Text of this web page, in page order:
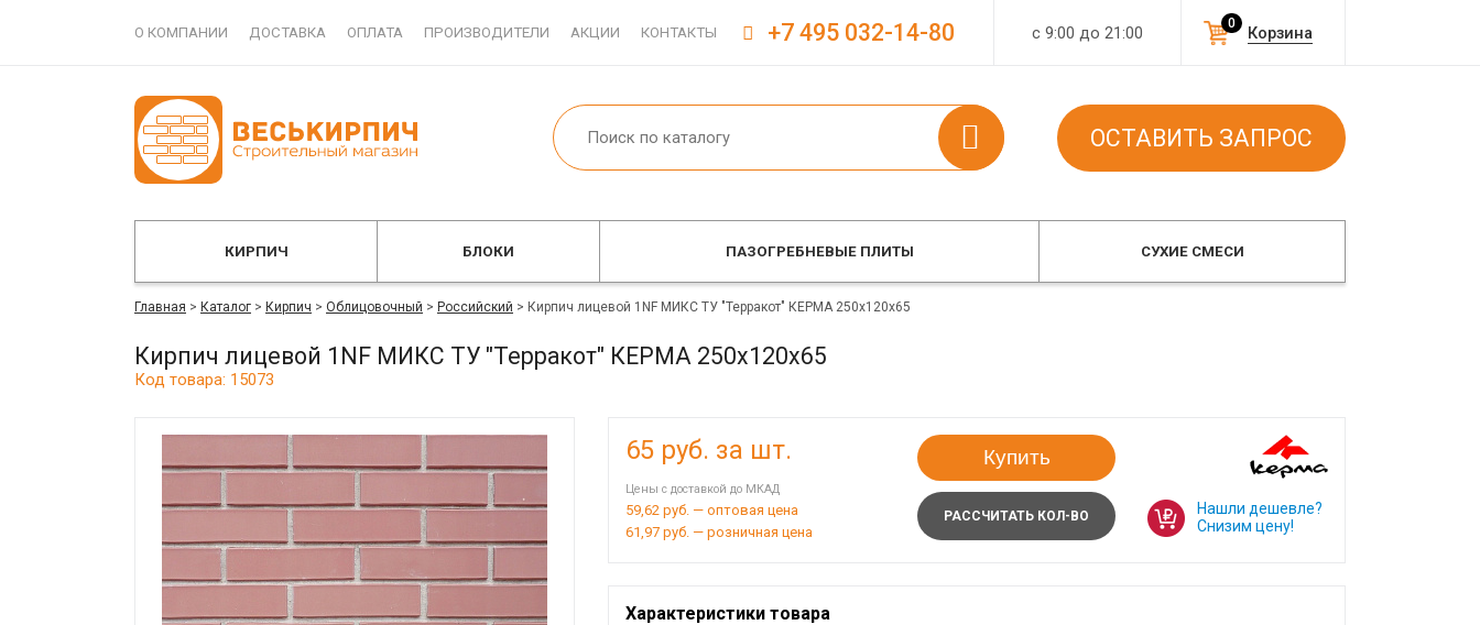
О КОМПАНИИ ДОСТАВКА ОПЛАТА ПРОИЗВОДИТЕЛИ АКЦИИ КОНТАКТЫ с 9:00 до 21:00 Корзина
0
+7 495 032-14-80
ОСТАВИТЬ ЗАПРОС
КИРПИЧ БЛОКИ ПАЗОГРЕБНЕВЫЕ ПЛИТЫ СУХИЕ СМЕСИ
Главная > Каталог > Кирпич > Облицовочный > Российский > Кирпич лицевой 1NF МИКС ТУ "Терракот" КЕРМА 250х120х65
Кирпич лицевой 1NF МИКС ТУ "Терракот" КЕРМА 250х120х65
Код товара: 15073
65 руб. за шт.
Цены с доставкой до МКАД
59,62 руб. — оптовая цена
61,97 руб. — розничная цена
Купить
РАССЧИТАТЬ КОЛ-ВО
Нашли дешевле?
Снизим цену!
Характеристики товара